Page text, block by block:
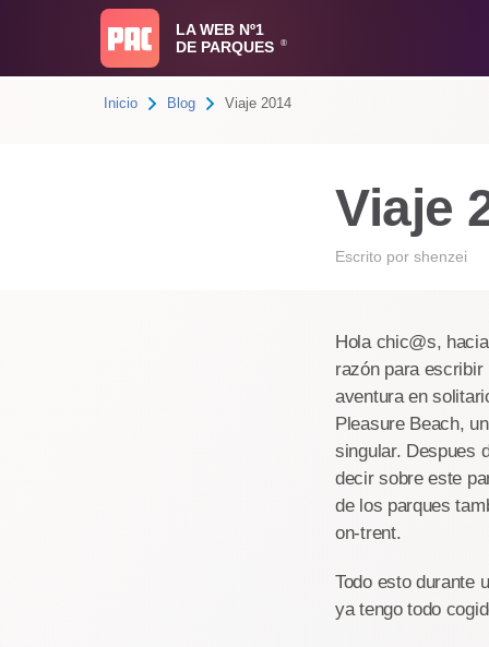
LA WEB Nº1
DE PARQUES
®
Inicio Blog Viaje 2014
Viaje
Escrito por shenzei
Hola chic@s,
razón para
aventura en
Pleasure Beach,
singular. Despues
decir sobre este
de los parques
on-trent.
Todo esto durante
ya tengo todo